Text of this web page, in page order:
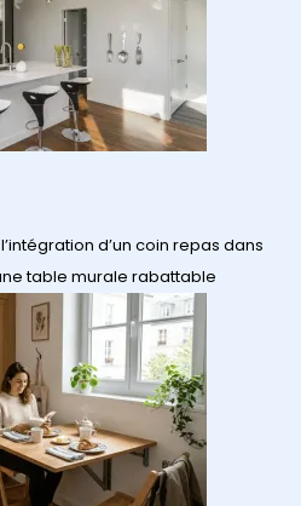
d’un coin repas dans
table murale rabattable